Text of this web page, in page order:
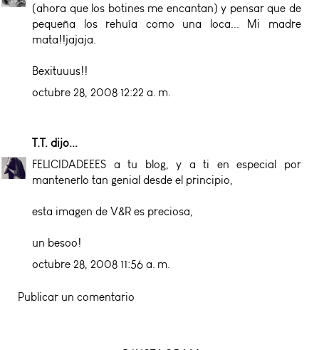
(ahora que los botines me encantan) y pensar que de
pequeña los rehuía como una loca... Mi madre
mata!!jajaja.
Bexituuus!!
octubre 28, 2008 12:22 a. m.
T.T. dijo...
FELICIDADEEES a tu blog, y a ti en especial por
mantenerlo tan genial desde el principio,
esta imagen de V&R es preciosa,
un besoo!
octubre 28, 2008 11:56 a. m.
Publicar un comentario